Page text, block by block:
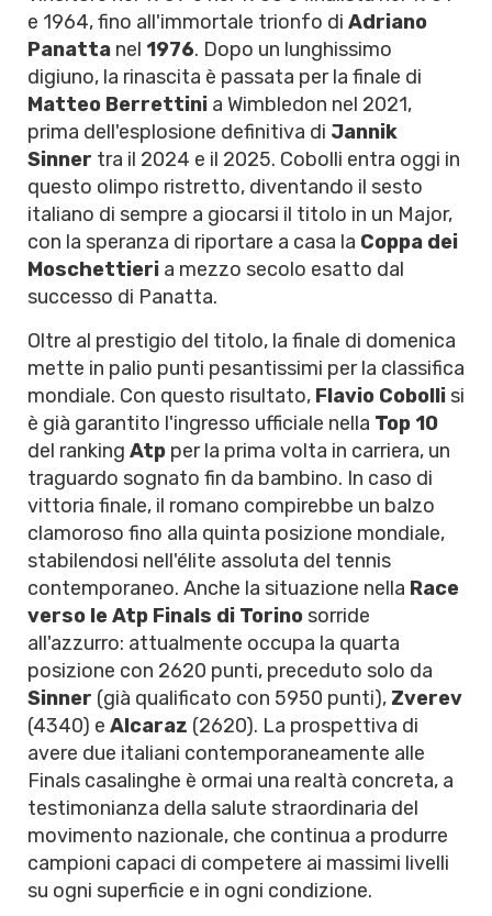
e 1964, fino all'immortale trionfo di Adriano
Panatta nel 1976. Dopo un lunghissimo
digiuno, la rinascita è passata per la finale di
Matteo Berrettini a Wimbledon nel 2021,
prima dell'esplosione definitiva di Jannik
Sinner tra il 2024 e il 2025. Cobolli entra oggi in
questo olimpo ristretto, diventando il sesto
italiano di sempre a giocarsi il titolo in un Major,
con la speranza di riportare a casa la Coppa dei
Moschettieri a mezzo secolo esatto dal
successo di Panatta.
Oltre al prestigio del titolo, la finale di domenica
mette in palio punti pesantissimi per la classifica
mondiale. Con questo risultato, Flavio Cobolli si
è già garantito l'ingresso ufficiale nella Top 10
del ranking Atp per la prima volta in carriera, un
traguardo sognato fin da bambino. In caso di
vittoria finale, il romano compirebbe un balzo
clamoroso fino alla quinta posizione mondiale,
stabilendosi nell'élite assoluta del tennis
contemporaneo. Anche la situazione nella Race
verso le Atp Finals di Torino sorride
all'azzurro: attualmente occupa la quarta
posizione con 2620 punti, preceduto solo da
Sinner (già qualificato con 5950 punti), Zverev
(4340) e Alcaraz (2620). La prospettiva di
avere due italiani contemporaneamente alle
Finals casalinghe è ormai una realtà concreta, a
testimonianza della salute straordinaria del
movimento nazionale, che continua a produrre
campioni capaci di competere ai massimi livelli
su ogni superficie e in ogni condizione.